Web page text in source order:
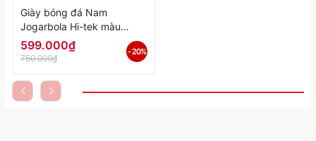
Giày bóng đá Nam
Jogarbola Hi-tek màu
"White" JG-HITEK-01 -
Hàng Chính Hãng
599.000₫
750.000₫
- 20%